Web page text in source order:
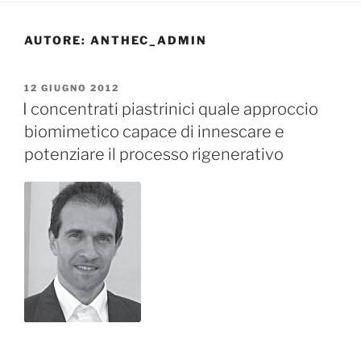
AUTORE: ANTHEC_ADMIN
PUBBLICATO
IL
12 GIUGNO 2012
I concentrati piastrinici quale approccio
biomimetico capace di innescare e
potenziare il processo rigenerativo